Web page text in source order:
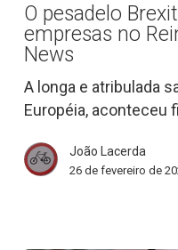
impacta
atletas
e
empresas
no
Unido
O pesadelo
empresas no
News
A longa e atribulada
Européia, aconteceu
João Lacerda
26 de fevereiro de